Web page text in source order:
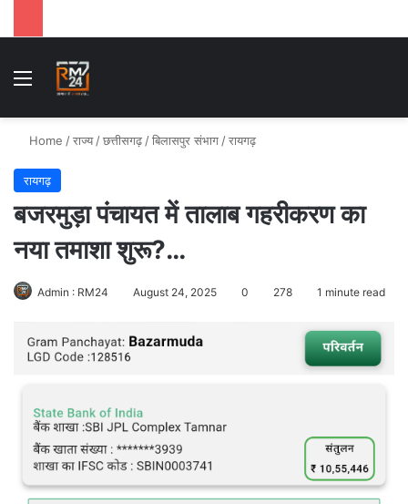
Menu
Home /राज्य /छत्तीसगढ़ /बिलासपुर संभाग /रायगढ़
रायगढ़
बजरमुड़ा पंचायत में तालाब गहरीकरण का
नया तमाशा शुरू?…
Admin : RM24 August 24, 2025 0 278 1 minute read